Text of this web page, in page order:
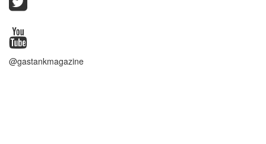
@gastankmagazine